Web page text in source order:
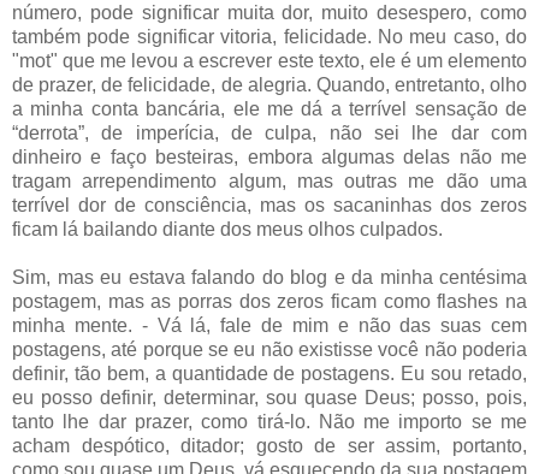
número, pode significar muita dor, muito desespero, como
também pode significar vitoria, felicidade. No meu caso, do
"mot" que me levou a escrever este texto, ele é um elemento
de prazer, de felicidade, de alegria. Quando, entretanto, olho
a minha conta bancária, ele me dá a terrível sensação de
“derrota”, de imperícia, de culpa, não sei lhe dar com
dinheiro e faço besteiras, embora algumas delas não me
tragam arrependimento algum, mas outras me dão uma
terrível dor de consciência, mas os sacaninhas dos zeros
ficam lá bailando diante dos meus olhos culpados.
Sim, mas eu estava falando do blog e da minha centésima
postagem, mas as porras dos zeros ficam como flashes na
minha mente. - Vá lá, fale de mim e não das suas cem
postagens, até porque se eu não existisse você não poderia
definir, tão bem, a quantidade de postagens. Eu sou retado,
eu posso definir, determinar, sou quase Deus; posso, pois,
tanto lhe dar prazer, como tirá-lo. Não me importo se me
acham despótico, ditador; gosto de ser assim, portanto,
como sou quase um Deus, vá esquecendo da sua postagem